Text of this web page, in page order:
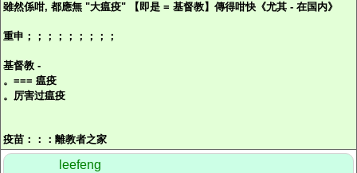
雖然係咁, 都應無 "大瘟疫" 【即是 = 基督教】傳得咁快《尤其 - 在国内》
重申；；；；；；；；；
基督教 -
。=== 瘟疫
。厉害过瘟疫
疫苗：：： 離教者之家
leefeng